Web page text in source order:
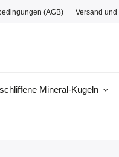
(AGB) Versand und
Mineral-Kugeln